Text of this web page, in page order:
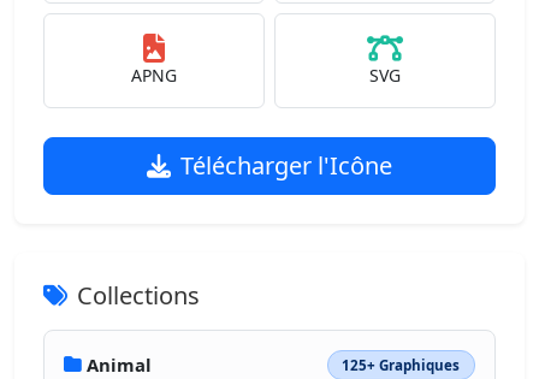
APNG SVG
Télécharger l'Icône
Collections
Animal 125+ Graphiques